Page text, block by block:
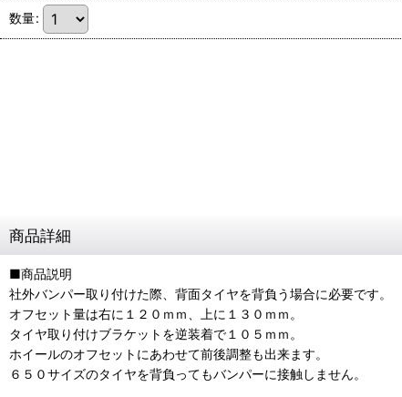
数量:
商品詳細
■商品説明
社外バンパー取り付けた際、背面タイヤを背負う場合に必要です。
オフセット量は右に１２０ｍｍ、上に１３０ｍｍ。
タイヤ取り付けブラケットを逆装着で１０５ｍｍ。
ホイールのオフセットにあわせて前後調整も出来ます。
６５０サイズのタイヤを背負ってもバンパーに接触しません。